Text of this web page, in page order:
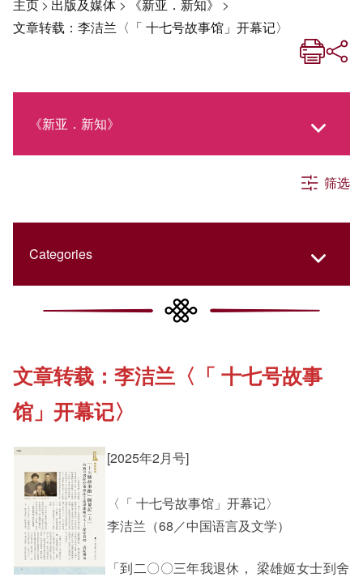
主页> 出版及媒体 > 《新亚．新知》 >
文章转载：李洁兰〈「 十七号故事馆」开幕记〉
《新亚．新知》
社交媒体专栏
《新亚简讯》
《新亚书院概览》
新亚影集
影片库
筛选
Categories
College Updates
Cultural Topics
Student Development
Staff Engagement
Alumni Connections
文章转载：李洁兰〈「 十七号故事
馆」开幕记〉
[2025年2月号]
〈「 十七号故事馆」开幕记〉
李洁兰（68／中国语言及文学）
「到二〇〇三年我退休， 梁雄姬女士到舍